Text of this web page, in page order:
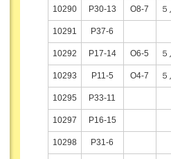
10290 P30-13 O8-7
10291 P37-6
10292 P17-14 O6-5
10293 P11-5 O4-7
10295 P33-11
10297 P16-15
10298 P31-6